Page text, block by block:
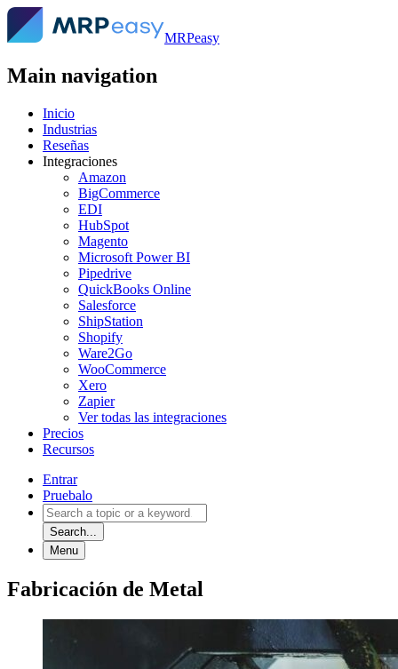
MRPeasy
Main navigation
Inicio
Industrias
Reseñas
Integraciones
Amazon
BigCommerce
EDI
HubSpot
Magento
Microsoft Power BI
Pipedrive
QuickBooks Online
Salesforce
ShipStation
Shopify
Ware2Go
WooCommerce
Xero
Zapier
Ver todas las integraciones
Precios
Recursos
Entrar
Pruebalo
Search...
Menu
Fabricación de Metal